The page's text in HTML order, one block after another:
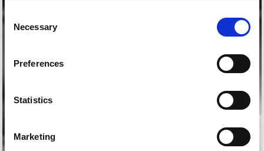
Consent
Selection
Necessary
Preferences
Statistics
Marketing